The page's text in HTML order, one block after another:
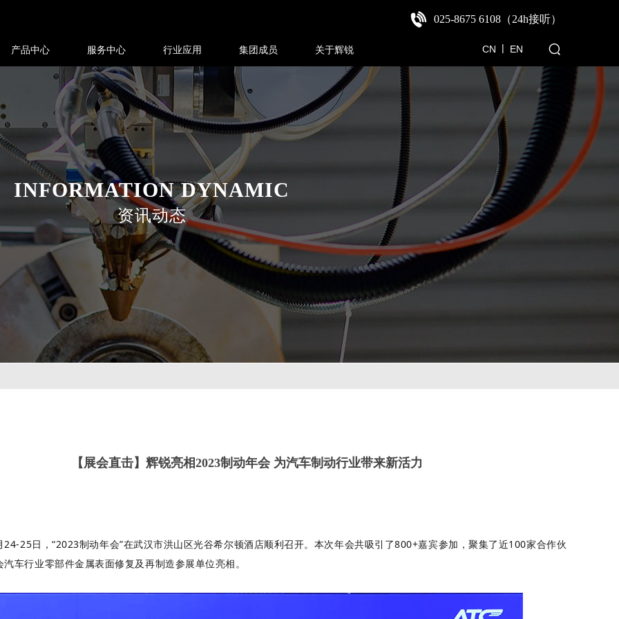
CN
025-8675 6108（24h接听）
| EN
产品中心 服务中心 行业应用 集团成员 关于辉锐
INFORMATION DYNAMIC
资讯动态
【展会直击】辉锐亮相2023制动年会 为汽车制动行业带来新活力
25日，“2023制动年会”在武汉市洪山区光谷希尔顿酒店顺利召开。本次年会共吸引了800+嘉宾参加，聚集了近100家合作伙
车行业零部件金属表面修复及再制造参展单位亮相。